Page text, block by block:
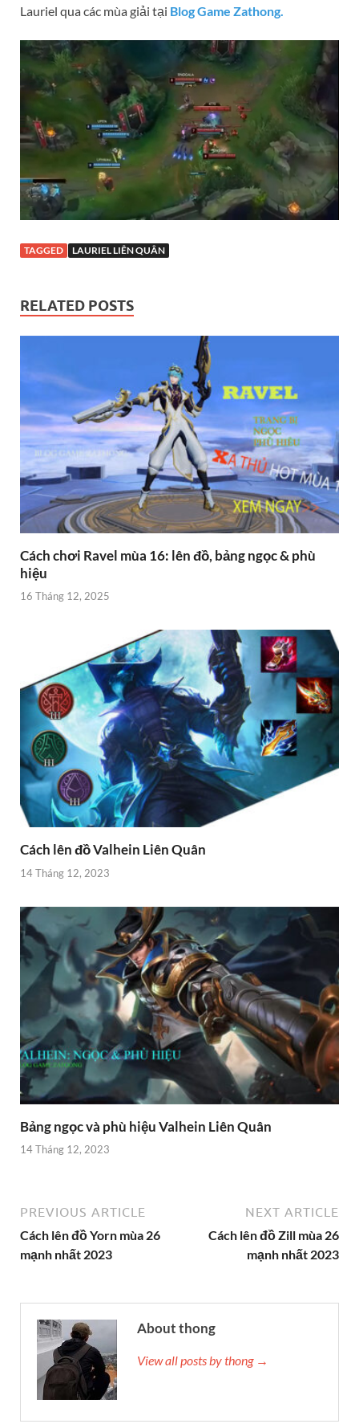
Lauriel qua các mùa giải tại Blog Game Zathong.
TAGGED LAURIEL LIÊN QUÂN
RELATED POSTS
Cách chơi Ravel mùa 16: lên đồ, bảng ngọc & phù
hiệu
16 Tháng 12, 2025
Cách lên đồ Valhein Liên Quân
14 Tháng 12, 2023
Bảng ngọc và phù hiệu Valhein Liên Quân
14 Tháng 12, 2023
PREVIOUS ARTICLE
Cách lên đồ Yorn mùa 26
mạnh nhất 2023
NEXT ARTICLE
Cách lên đồ Zill mùa 26
mạnh nhất 2023
About thong
View all posts by thong →